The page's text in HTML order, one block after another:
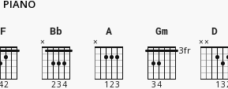
PIANO
F Bb A Gm D